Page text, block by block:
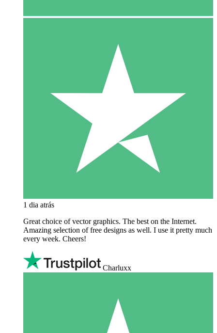
1 dia atrás
Great choice of vector graphics. The best on the Internet.
Amazing selection of free designs as well. I use it pretty much
every week. Cheers!
Charluxx